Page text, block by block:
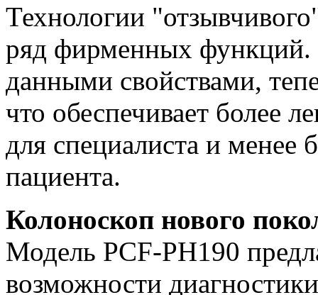
Технологии
ряд фирменных
данными свойствами,
что обеспечивает более
для специалиста и менее
пациента.
Колоноскоп нового
Модель PCF-PH190
возможности